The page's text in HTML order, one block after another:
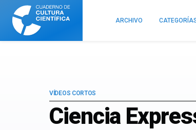
Cuaderno
Cultura
Científica
ARCHIVO
Ciencia
VÍDEOS CORTOS